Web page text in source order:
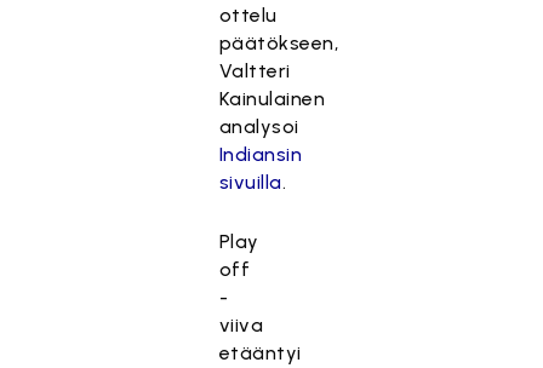
ottelu
päätökseen,
Valtteri
Kainulainen
analysoi
Indiansin
sivuilla.
Play
off
-
viiva
etääntyi